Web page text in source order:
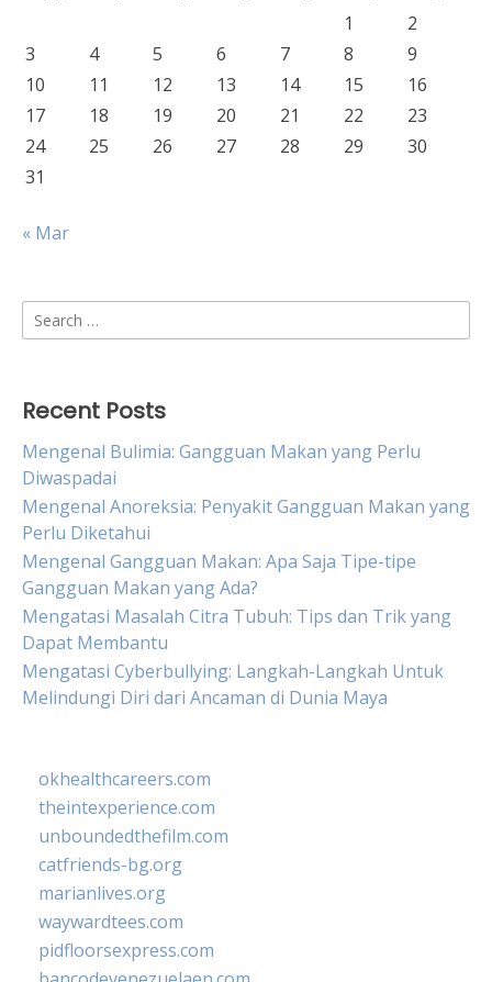
1
2
3
4 5 6 7 8
9
10
11 12 13 14 15
16
17
18 19 20 21 22
23
24
25 26 27 28 29
30
31
« Mar
Search
for:
Recent Posts
Mengenal Bulimia: Gangguan Makan yang Perlu
Diwaspadai
Mengenal Anoreksia: Penyakit Gangguan Makan yang
Perlu Diketahui
Mengenal Gangguan Makan: Apa Saja Tipe-tipe
Gangguan Makan yang Ada?
Mengatasi Masalah Citra Tubuh: Tips dan Trik yang
Dapat Membantu
Mengatasi Cyberbullying: Langkah-Langkah Untuk
Melindungi Diri dari Ancaman di Dunia Maya
okhealthcareers.com
theintexperience.com
unboundedthefilm.com
catfriends-bg.org
marianlives.org
waywardtees.com
pidfloorsexpress.com